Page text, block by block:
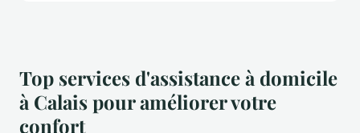
Top services d'assistance à domicile
à Calais pour améliorer votre
confort